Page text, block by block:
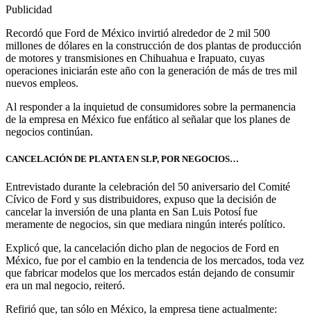
Publicidad
Recordó que Ford de México invirtió alrededor de 2 mil 500
millones de dólares en la construcción de dos plantas de producción
de motores y transmisiones en Chihuahua e Irapuato, cuyas
operaciones iniciarán este año con la generación de más de tres mil
nuevos empleos.
Al responder a la inquietud de consumidores sobre la permanencia
de la empresa en México fue enfático al señalar que los planes de
negocios continúan.
CANCELACIÓN DE PLANTA EN SLP, POR NEGOCIOS…
Entrevistado durante la celebración del 50 aniversario del Comité
Cívico de Ford y sus distribuidores, expuso que la decisión de
cancelar la inversión de una planta en San Luis Potosí fue
meramente de negocios, sin que mediara ningún interés político.
Explicó que, la cancelación dicho plan de negocios de Ford en
México, fue por el cambio en la tendencia de los mercados, toda vez
que fabricar modelos que los mercados están dejando de consumir
era un mal negocio, reiteró.
Refirió que, tan sólo en México, la empresa tiene actualmente: